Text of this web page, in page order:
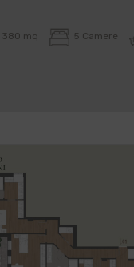
380 mq 5 Camere